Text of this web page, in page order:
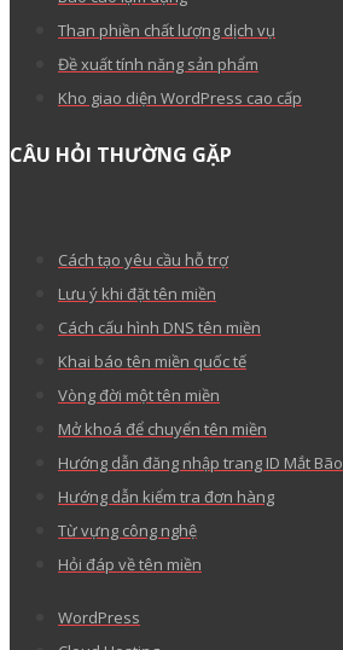
Than phiền chất lượng dịch vụ
Đề xuất tính năng sản phẩm
Kho giao diện WordPress cao cấp
CÂU HỎI THƯỜNG GẶP
Cách tạo yêu cầu hỗ trợ
Lưu ý khi đặt tên miền
Cách cấu hình DNS tên miền
Khai báo tên miền quốc tế
Vòng đời một tên miền
Mở khoá để chuyển tên miền
Hướng dẫn đăng nhập trang ID Mắt Bão
Hướng dẫn kiểm tra đơn hàng
Từ vựng công nghệ
Hỏi đáp về tên miền
WordPress